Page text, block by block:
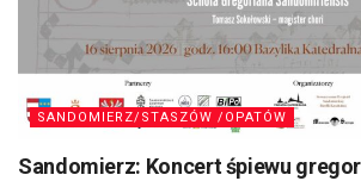
SANDOMIERZ/STASZÓW /OPATÓW
Sandomierz: Koncert śpiewu